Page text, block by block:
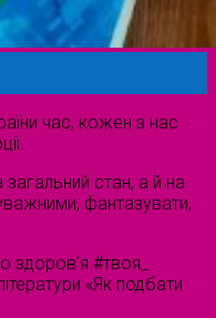
час, кожен з нас
стан, а й на
фантазувати,
#твоя_
«Як подбати